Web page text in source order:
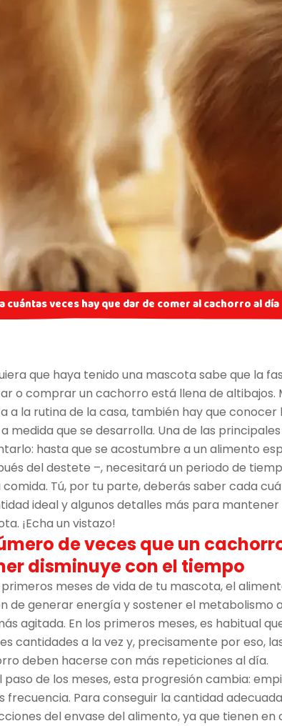
cuántas veces hay que dar de comer al cachorro al día
que haya tenido una mascota sabe que la
o comprar un cachorro está llena de altibajos.
a la rutina de la casa, también hay que conocer
medida que se desarrolla. Una de las
hasta que se acostumbre a un alimento
del destete –, necesitará un periodo de
comida. Tú, por tu parte, deberás saber cada
ideal y algunos detalles más para mantener
¡Echa un vistazo!
de veces que un
disminuye con el tiempo
primeros meses de vida de tu mascota, el
de generar energía y sostener el metabolismo
agitada. En los primeros meses, es habitual
cantidades a la vez y, precisamente por eso,
deben hacerse con más repeticiones al día.
paso de los meses, esta progresión cambia:
frecuencia. Para conseguir la cantidad
del envase del alimento, ya que tienen en